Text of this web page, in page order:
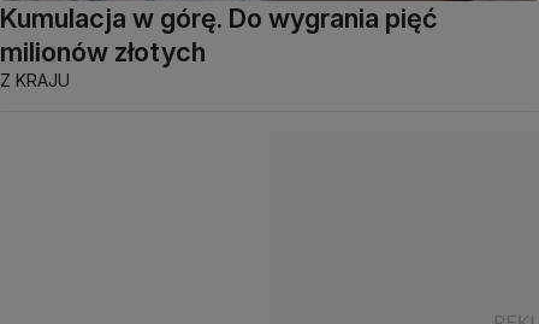
Kumulacja w górę. Do wygrania pięć
milionów złotych
Z KRAJU